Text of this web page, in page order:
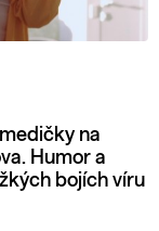
na
Humor a
bojích víru